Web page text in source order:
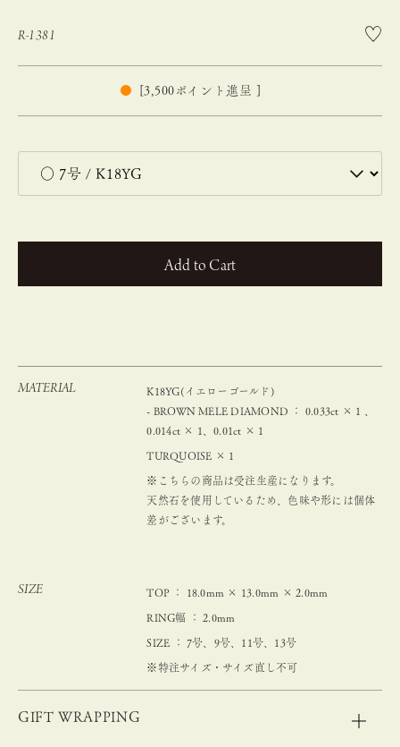
R-1381
3,500 ポイント進呈 ]
カートに入れる
MATERIAL
K18YG(イエローゴールド)
- BROWN MELE DIAMOND ： 0.033ct × 1 、
0.014ct × 1、0.01ct × 1
TURQUOISE × 1
※こちらの商品は受注生産になります。
天然石を使用しているため、色味や形には個体
差がございます。
SIZE TOP ： 18.0mm × 13.0mm × 2.0mm
RING幅 ： 2.0mm
SIZE ： 7号、9号、11号、13号
※特注サイズ・サイズ直し不可
GIFT WRAPPING